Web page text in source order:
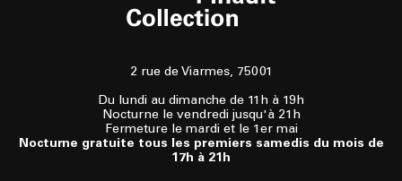
2 rue de Viarmes, 75001
Du lundi au dimanche de 11h à 19h
Nocturne le vendredi jusqu'à 21h
Fermeture le mardi et le 1er mai
Nocturne gratuite tous les premiers samedis du mois de
17h à 21h